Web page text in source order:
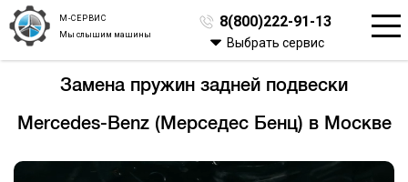
М-СЕРВИС
Мы слышим машины
8(800)222-91-13
Выбрать сервис
Замена пружин задней подвески
Mercedes-Benz (Мерседес Бенц) в Москве